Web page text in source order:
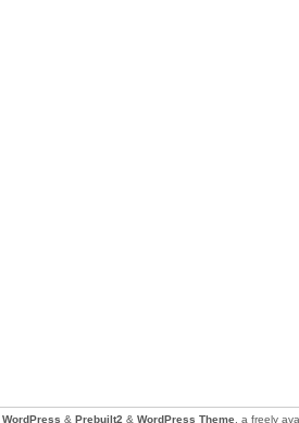
WordPress & Prebuilt2 & WordPress Theme, a freely